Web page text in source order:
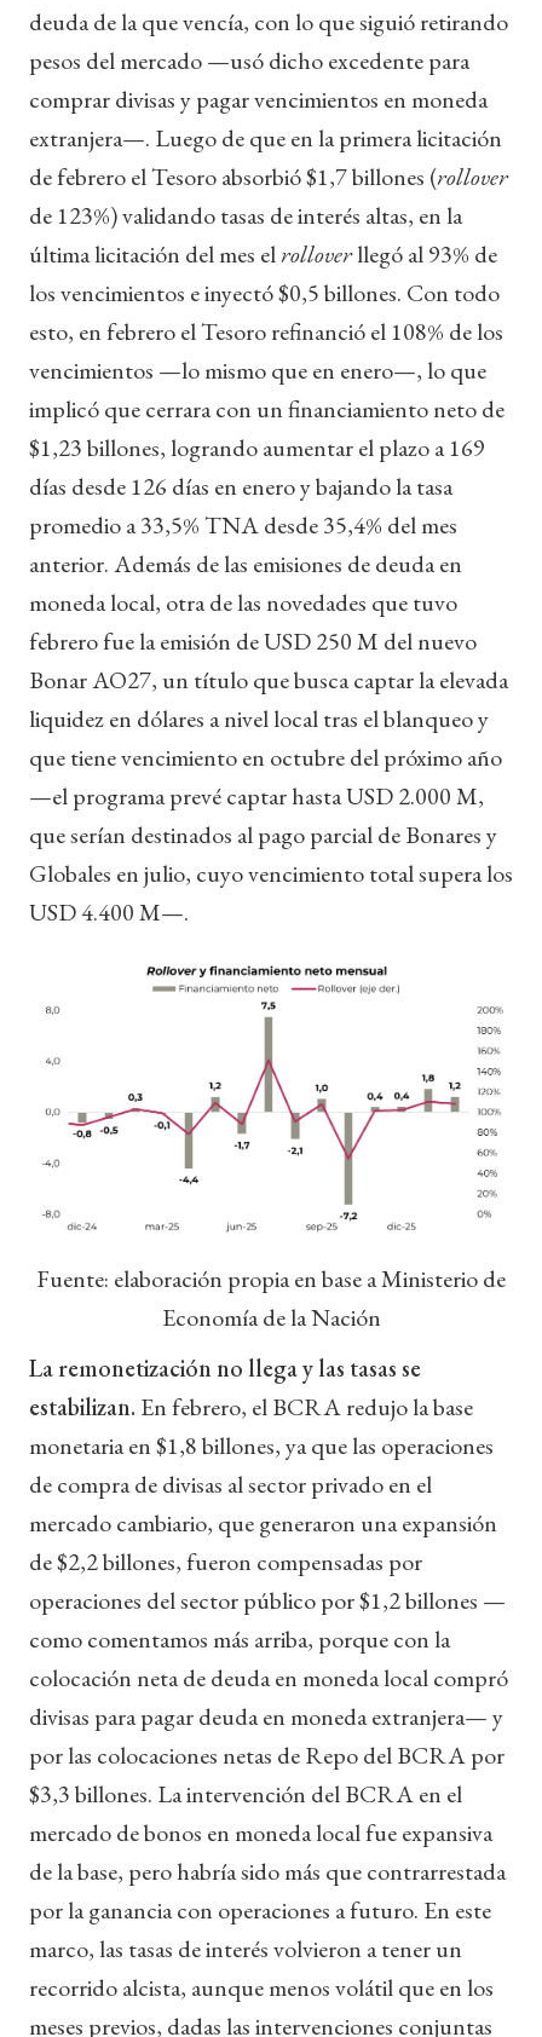
deuda de la que vencía, con lo que siguió retirando
pesos del mercado —usó dicho excedente para
comprar divisas y pagar vencimientos en moneda
extranjera—. Luego de que en la primera licitación
de febrero el Tesoro absorbió $1,7 billones (rollover
de 123%) validando tasas de interés altas, en la
última licitación del mes elrolloverllegó al 93% de
los vencimientos e inyectó $0,5 billones. Con todo
esto, en febrero el Tesoro refinanció el 108% de los
vencimientos —lo mismo que en enero—, lo que
implicó que cerrara con un financiamiento neto de
$1,23 billones, logrando aumentar el plazo a 169
días desde 126 días en enero y bajando la tasa
promedio a 33,5% TNA desde 35,4% del mes
anterior. Además de las emisiones de deuda en
moneda local, otra de las novedades que tuvo
febrero fue la emisión de USD 250 M del nuevo
Bonar AO27, un título que busca captar la elevada
liquidez en dólares a nivel local tras el blanqueo y
que tiene vencimiento en octubre del próximo año
—el programa prevé captar hasta USD 2.000 M,
que serían destinados al pago parcial de Bonares y
Globales en julio, cuyo vencimiento total supera los
USD 4.400 M—.
Fuente: elaboración propia en base a Ministerio de
Economía de la Nación
La remonetización no llega y las tasas se
estabilizan. En febrero, el BCRA redujo la base
monetaria en $1,8 billones, ya que las operaciones
de compra de divisas al sector privado en el
mercado cambiario, que generaron una expansión
de $2,2 billones, fueron compensadas por
operaciones del sector público por $1,2 billones —
como comentamos más arriba, porque con la
colocación neta de deuda en moneda local compró
divisas para pagar deuda en moneda extranjera— y
por las colocaciones netas de Repo del BCRA por
$3,3 billones. La intervención del BCRA en el
mercado de bonos en moneda local fue expansiva
de la base, pero habría sido más que contrarrestada
por la ganancia con operaciones a futuro. En este
marco, las tasas de interés volvieron a tener un
recorrido alcista, aunque menos volátil que en los
meses previos, dadas las intervenciones conjuntas